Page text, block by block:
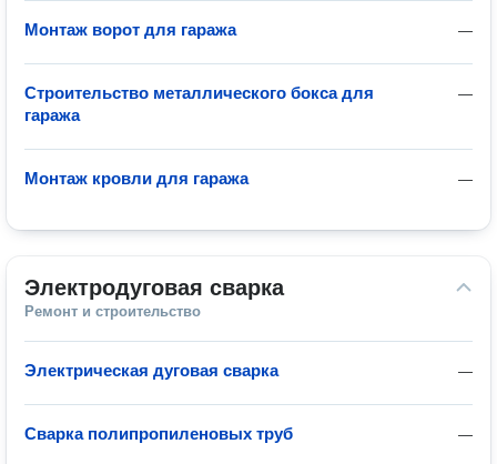
—
Монтаж ворот для гаража
—
Строительство металлического бокса для
гаража
—
Монтаж кровли для гаража
Электродуговая сварка
Ремонт и строительство
—
Электрическая дуговая сварка
—
Сварка полипропиленовых труб